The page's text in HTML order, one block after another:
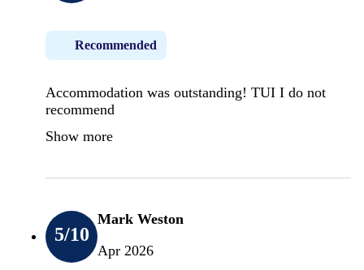
Recommended
Accommodation was outstanding! TUI I do not
recommend
Show more
5/10
Mark Weston
Apr 2026